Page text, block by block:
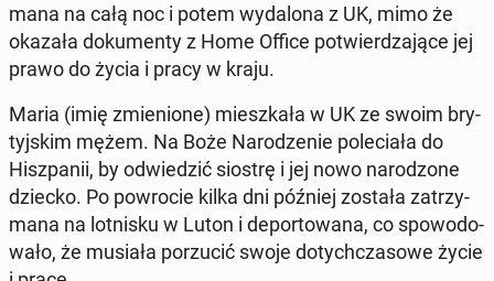
ma­na na całą noc i potem wy­da­lo­na z UK, mimo że
okazała do­ku­men­ty z Home Office po­twier­dza­ją­ce jej
prawo do życia i pracy w kraju.
Maria (imię zmie­nio­ne) miesz­ka­ła w UK ze swoim bry­
tyj­skim mężem. Na Boże Na­ro­dze­nie po­le­cia­ła do
Hisz­pa­nii, by od­wie­dzić siostrę i jej nowo na­ro­dzo­ne
dziecko. Po po­wro­cie kilka dni później została za­trzy­
ma­na na lot­ni­sku w Luton i de­por­to­wa­na, co spo­wo­do­
wa­ło, że musiała po­rzu­cić swoje do­tych­cza­so­we życie